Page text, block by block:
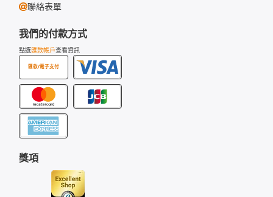
我們的付款方式
點選匯款帳戶查看資訊
匯款/電子支付
獎項
聯絡表單